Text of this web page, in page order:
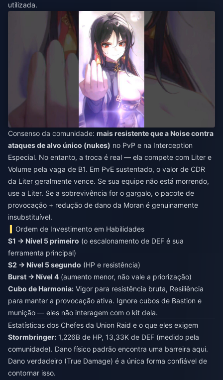
utilizada.
Consenso da comunidade: mais resistente que a Noise contra
ataques de alvo único (nukes) no PvP e na Interception
Especial. No entanto, a troca é real — ela compete com Liter e
Volume pela vaga de B1. Em PvE sustentado, o valor de CDR
da Liter geralmente vence. Se sua equipe não está morrendo,
use a Liter. Se a sobrevivência for o gargalo, o pacote de
provocação + redução de dano da Moran é genuinamente
insubstituível.
Ordem de Investimento em Habilidades
S1 → Nível 5 primeiro (o escalonamento de DEF é sua
ferramenta principal)
S2 → Nível 5 segundo (HP e resistência)
Burst → Nível 4 (aumento menor, não vale a priorização)
Cubo de Harmonia: Vigor para resistência bruta, Resiliência
para manter a provocação ativa. Ignore cubos de Bastion e
munição — eles não interagem com o kit dela.
Estatísticas dos Chefes da Union Raid e o que eles exigem
Stormbringer: 1,226B de HP, 13,33K de DEF (medido pela
comunidade). Dano físico padrão encontra uma barreira aqui.
Dano verdadeiro (True Damage) é a única forma confiável de
contornar isso.